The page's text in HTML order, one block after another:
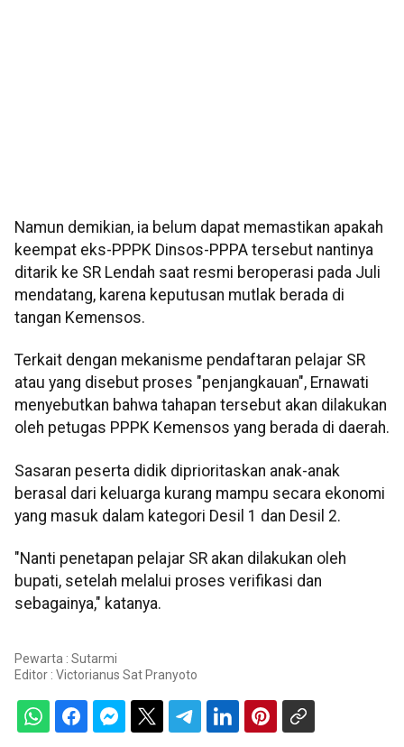
Namun demikian, ia belum dapat memastikan apakah
keempat eks-PPPK Dinsos-PPPA tersebut nantinya
ditarik ke SR Lendah saat resmi beroperasi pada Juli
mendatang, karena keputusan mutlak berada di
tangan Kemensos.
Terkait dengan mekanisme pendaftaran pelajar SR
atau yang disebut proses "penjangkauan", Ernawati
menyebutkan bahwa tahapan tersebut akan dilakukan
oleh petugas PPPK Kemensos yang berada di daerah.
Sasaran peserta didik diprioritaskan anak-anak
berasal dari keluarga kurang mampu secara ekonomi
yang masuk dalam kategori Desil 1 dan Desil 2.
"Nanti penetapan pelajar SR akan dilakukan oleh
bupati, setelah melalui proses verifikasi dan
sebagainya," katanya.
Pewarta : Sutarmi
Editor : Victorianus Sat Pranyoto